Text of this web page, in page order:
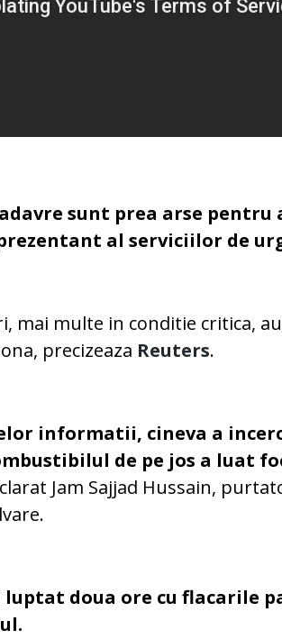
sunt prea arse pentru
al serviciilor de
mai multe in conditie critica,
precizeaza Reuters.
informatii, cineva a
de pe jos a luat
Jam Sajjad Hussain,
doua ore cu flacarile